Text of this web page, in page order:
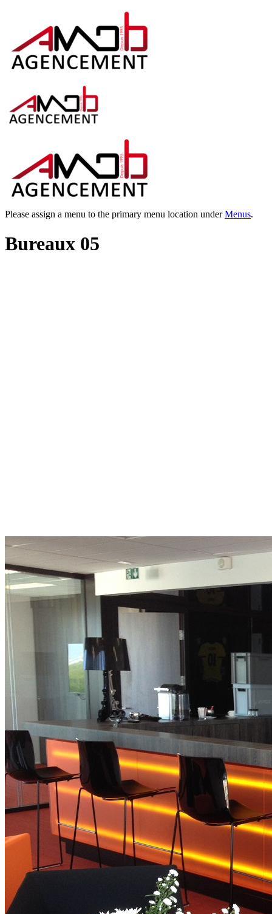
Please assign a menu to the primary menu location underMenus.
Bureaux 05